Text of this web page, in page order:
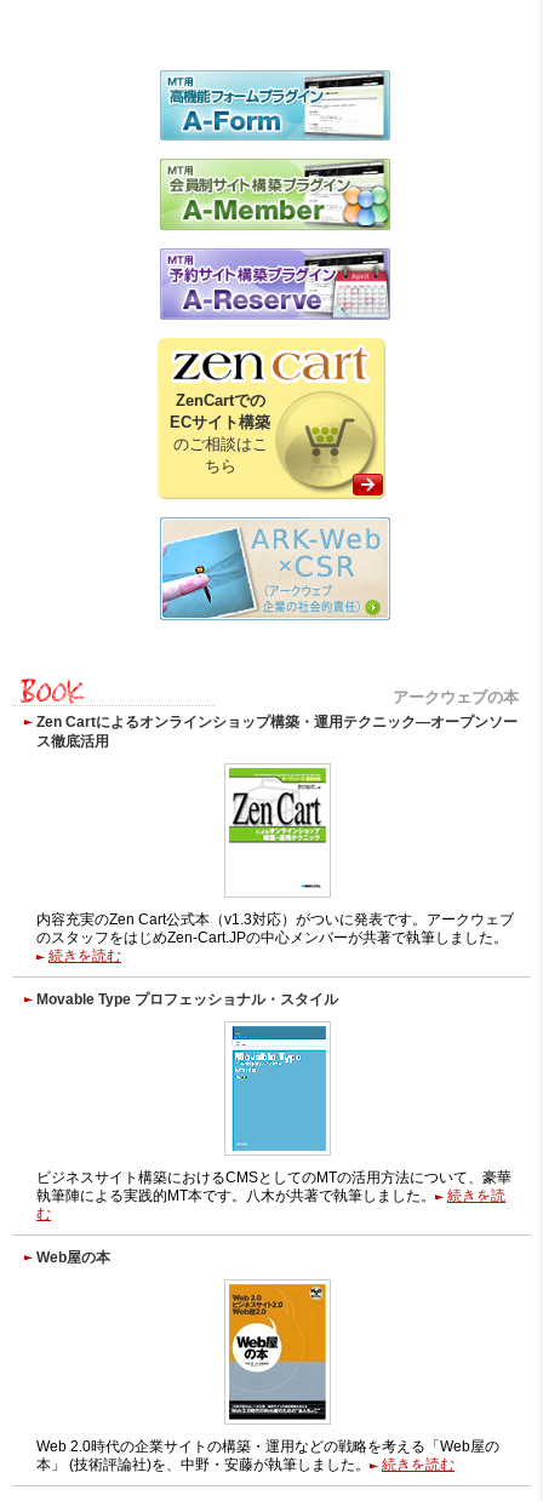
ZenCartでの
ECサイト構築
のご相談はこ
ちら
アークウェブの本
Zen Cartによるオンラインショップ構築・運用テクニック―オープンソー
ス徹底活用
内容充実のZen Cart公式本（v1.3対応）がついに発表です。アークウェブ
のスタッフをはじめZen-Cart.JPの中心メンバーが共著で執筆しました。
続きを読む
Movable Type プロフェッショナル・スタイル
ビジネスサイト構築におけるCMSとしてのMTの活用方法について、豪華
執筆陣による実践的MT本です。八木が共著で執筆しました。
続きを読
む
Web屋の本
Web 2.0時代の企業サイトの構築・運用などの戦略を考える「Web屋の
本」 (技術評論社)を、中野・安藤が執筆しました。
続きを読む